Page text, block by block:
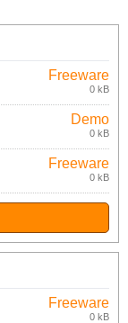
Freeware
0 kB
Demo
0 kB
Freeware
0 kB
Freeware
0 kB